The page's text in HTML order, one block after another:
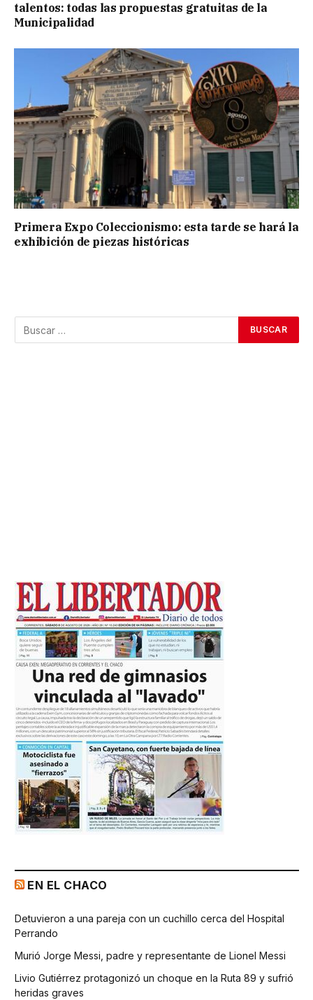
talentos: todas las propuestas gratuitas de la
Municipalidad
Primera Expo Coleccionismo: esta tarde se hará la
exhibición de piezas históricas
EN EL CHACO
Detuvieron a una pareja con un cuchillo cerca del Hospital
Perrando
Murió Jorge Messi, padre y representante de Lionel Messi
Livio Gutiérrez protagonizó un choque en la Ruta 89 y sufrió
heridas graves